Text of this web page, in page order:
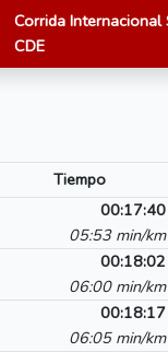
Corrida
CDE
Tiempo
00:17:40
05:53 min/km
00:18:02
06:00 min/km
00:18:17
06:05 min/km